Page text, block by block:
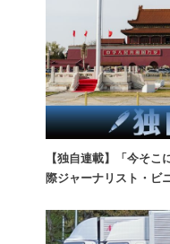
【独自連載】「今そ
際ジャーナリスト・ビ